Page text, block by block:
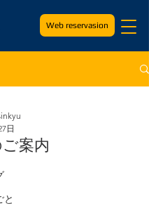
Web reservasion
と
案内
日